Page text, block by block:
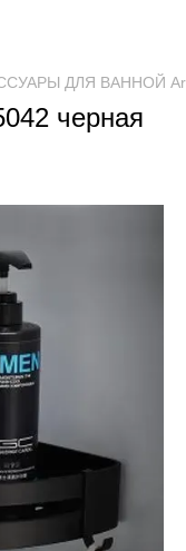
ДЛЯ ВАННОЙ
черная